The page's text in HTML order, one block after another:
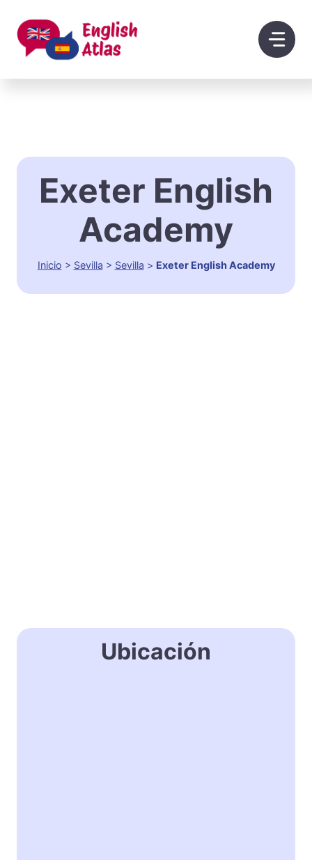
contenido
Exeter English
Academy
Inicio > Sevilla > Sevilla > Exeter English Academy
Ubicación